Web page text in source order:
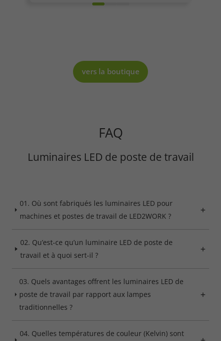
vers la boutique
FAQ
Luminaires LED de poste de travail
01. Où sont fabriqués les luminaires LED pour
machines et postes de travail de LED2WORK ?
02. Qu’est-ce qu’un luminaire LED de poste de
travail et à quoi sert-il ?
03. Quels avantages offrent les luminaires LED de
poste de travail par rapport aux lampes
traditionnelles ?
04. Quelles températures de couleur (Kelvin) sont
Save
Legal notice Privacy policy